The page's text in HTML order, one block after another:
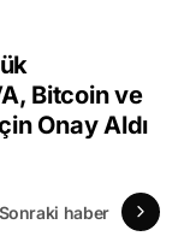
Bitcoin ve
Onay Aldı
Sonraki haber